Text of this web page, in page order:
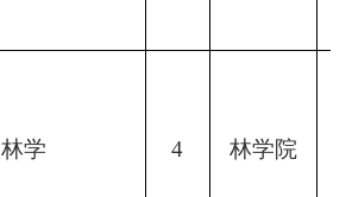
林学 4 林学院